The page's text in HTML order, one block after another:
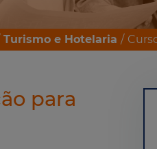
Turismo e Hotelaria
para